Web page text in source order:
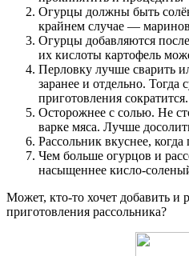
Огурцы должны быть
крайнем случае —
Огурцы добавляются
их кислоты картофель
Перловку лучше сварить
заранее и отдельно. Тогда
приготовления сократится.
Осторожнее с солью. Не
варке мяса. Лучше
Рассольник вкуснее, когда
Чем больше огурцов и
насыщеннее кисло-
Может, кто-то хочет добавить и
приготовления рассольника?